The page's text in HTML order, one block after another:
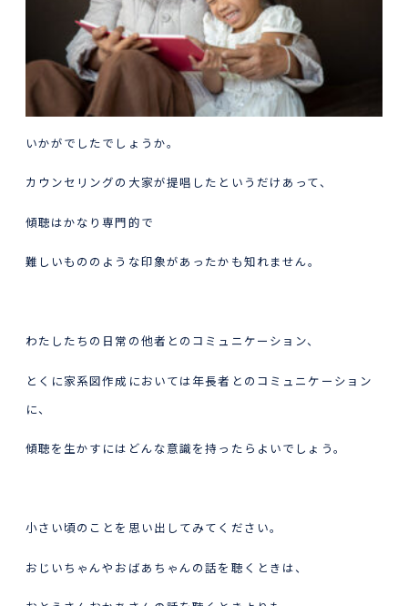
いかがでしたでしょうか。
カウンセリングの大家が提唱したというだけあって、
傾聴はかなり専門的で
難しいもののような印象があったかも知れません。
わたしたちの日常の他者とのコミュニケーション、
とくに家系図作成においては年長者とのコミュニケーション
に、
傾聴を生かすにはどんな意識を持ったらよいでしょう。
小さい頃のことを思い出してみてください。
おじいちゃんやおばあちゃんの話を聴くときは、